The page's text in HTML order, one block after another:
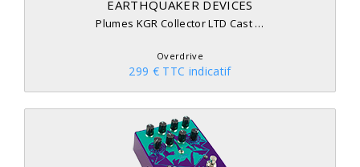
EARTHQUAKER DEVICES
Plumes KGR Collector LTD Cast …
Overdrive
299 € TTC indicatif